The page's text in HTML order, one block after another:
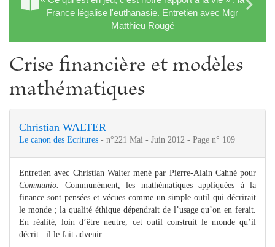
France légalise l'euthanasie. Entretien avec Mgr
Matthieu Rougé
Crise financière et modèles
mathématiques
Christian WALTER
Le canon des Ecritures - n°221 Mai - Juin 2012 - Page n° 109
Entretien avec Christian Walter mené par Pierre-Alain Cahné pour
Communio.
Communément, les mathématiques appliquées à la
finance sont pensées et vécues comme un simple outil qui décrirait
le monde ; la qualité éthique dépendrait de l’usage qu’on en ferait.
En réalité, loin d’être neutre, cet outil construit le monde qu’il
décrit : il le fait advenir.